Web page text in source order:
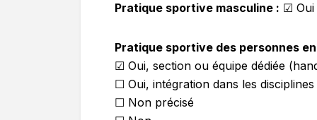
Pratique sportive masculine : ☑
Pratique sportive des personnes
☑ Oui, section ou équipe dédiée
☐ Oui, intégration dans les disciplines
☐ Non précisé